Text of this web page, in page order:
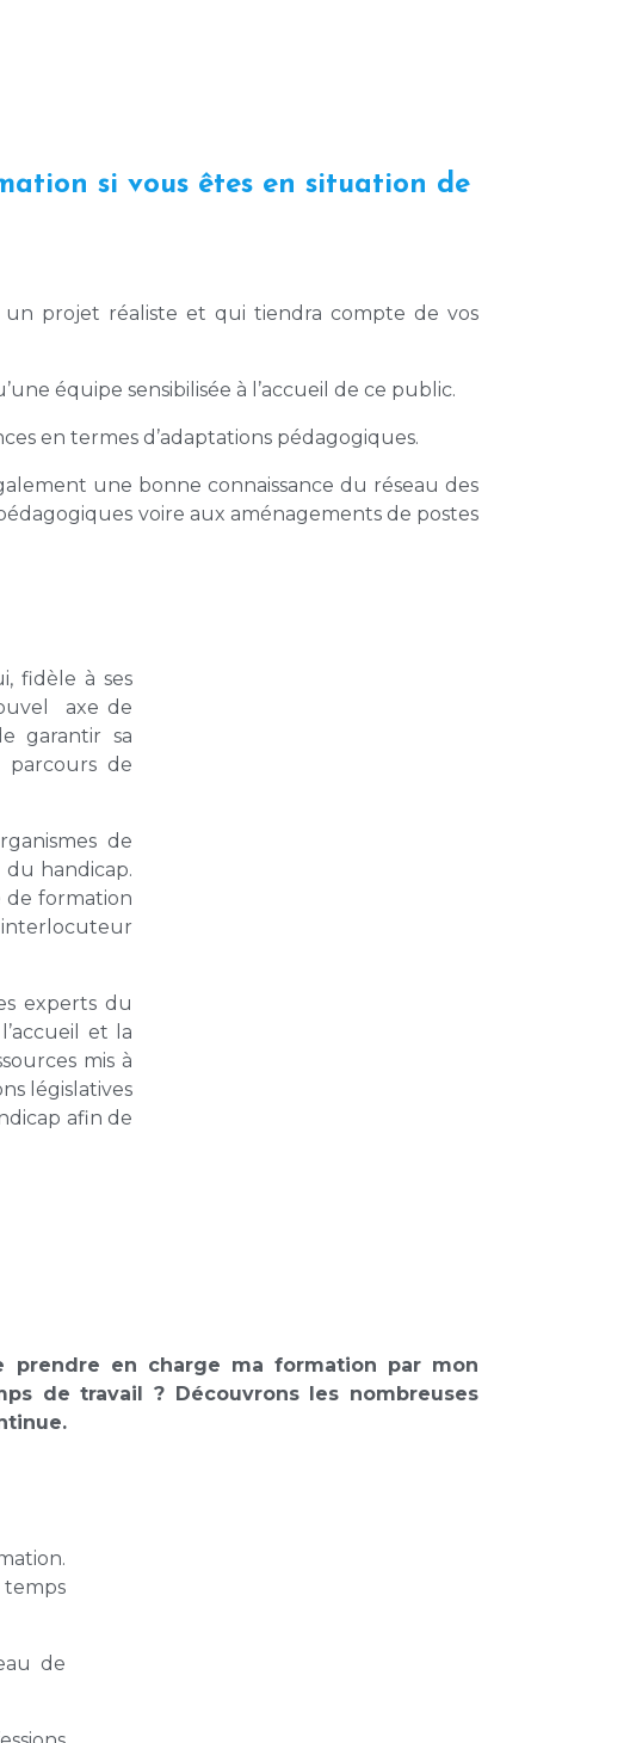
si vous êtes en situation de
projet réaliste et qui tiendra compte de vos
équipe sensibilisée à l’accueil de ce public.
en termes d’adaptations pédagogiques.
une bonne connaissance du réseau des
voire aux aménagements de postes
fidèle à ses
axe de
garantir sa
parcours de
de
handicap.
de formation
experts du
et la
mis à
législatives
afin de
prendre en charge ma formation par mon
de travail ? Découvrons les nombreuses
temps
de